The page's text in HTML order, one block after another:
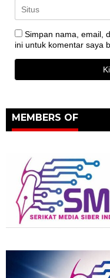
Simpan nama, email,
ini untuk komentar saya
MEMBERS OF